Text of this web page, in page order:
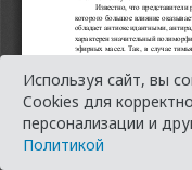
Используя сайт, вы
Cookies для
персонализации и
Политикой